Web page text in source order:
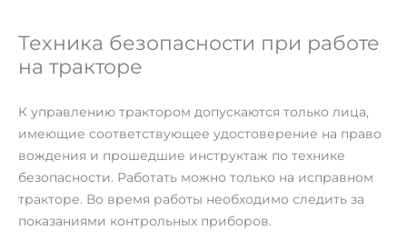
Техника безопасности при работе
на тракторе
К управлению трактором допускаются только лица,
имеющие соответствующее удостоверение на право
вождения и прошедшие инструктаж по технике
безопасности. Работать можно только на исправном
тракторе. Во время работы необходимо следить за
показаниями контрольных приборов.